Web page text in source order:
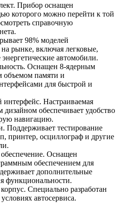
Прибор оснащен
которого можно перейти к той
справочную
98% моделей
рынке, включая легковые,
автомобили.
Оснащен 8-ядерным
объемом памяти и
для быстрой и
Настраиваемая
обеспечивает удобство
навигацию.
Поддерживает тестирование
принтер, осциллограф и другие
Оснащен
обеспечением для
дополнительные
функциональности.
Специально разработан
автосервиса.